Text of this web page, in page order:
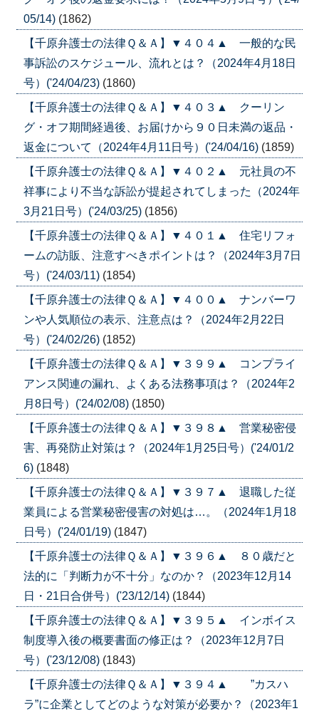
05/14) (1862)
【千原弁護士の法律Ｑ＆Ａ】▼４０４▲ 一般的な民
事訴訟のスケジュール、流れとは？（2024年4月18日
号）('24/04/23) (1860)
【千原弁護士の法律Ｑ＆Ａ】▼４０３▲ クーリン
グ・オフ期間経過後、お届けから９０日未満の返品・
返金について（2024年4月11日号）('24/04/16) (1859)
【千原弁護士の法律Ｑ＆Ａ】▼４０２▲ 元社員の不
祥事により不当な訴訟が提起されてしまった（2024年
3月21日号）('24/03/25) (1856)
【千原弁護士の法律Ｑ＆Ａ】▼４０１▲ 住宅リフォ
ームの訪販、注意すべきポイントは？（2024年3月7日
号）('24/03/11) (1854)
【千原弁護士の法律Ｑ＆Ａ】▼４００▲ ナンバーワ
ンや人気順位の表示、注意点は？（2024年2月22日
号）('24/02/26) (1852)
【千原弁護士の法律Ｑ＆Ａ】▼３９９▲ コンプライ
アンス関連の漏れ、よくある法務事項は？（2024年2
月8日号）('24/02/08) (1850)
【千原弁護士の法律Ｑ＆Ａ】▼３９８▲ 営業秘密侵
害、再発防止対策は？（2024年1月25日号）('24/01/2
6) (1848)
【千原弁護士の法律Ｑ＆Ａ】▼３９７▲ 退職した従
業員による営業秘密侵害の対処は…。（2024年1月18
日号）('24/01/19) (1847)
【千原弁護士の法律Ｑ＆Ａ】▼３９６▲ ８０歳だと
法的に「判断力が不十分」なのか？（2023年12月14
日・21日合併号）('23/12/14) (1844)
【千原弁護士の法律Ｑ＆Ａ】▼３９５▲ インボイス
制度導入後の概要書面の修正は？（2023年12月7日
号）('23/12/08) (1843)
【千原弁護士の法律Ｑ＆Ａ】▼３９４▲ ”カスハ
ラ”に企業としてどのような対策が必要か？（2023年1